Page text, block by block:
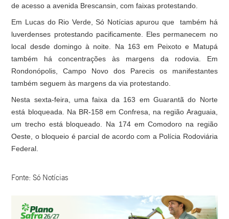
de acesso a avenida Brescansin, com faixas protestando.
Em Lucas do Rio Verde, Só Notícias apurou que também há
luverdenses protestando pacificamente. Eles permanecem no
local desde domingo à noite. Na 163 em Peixoto e Matupá
também há concentrações às margens da rodovia. Em
Rondonópolis, Campo Novo dos Parecis os manifestantes
também seguem às margens da via protestando.
Nesta sexta-feira, uma faixa da 163 em Guarantã do Norte
está bloqueada. Na BR-158 em Confresa, na região Araguaia,
um trecho está bloqueado. Na 174 em Comodoro na região
Oeste, o bloqueio é parcial de acordo com a Polícia Rodoviária
Federal.
Fonte: Só Notícias